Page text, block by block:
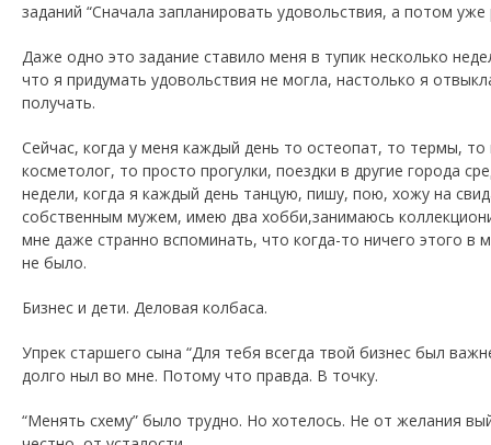
заданий “Сначала запланировать удовольствия, а потом уже
Даже одно это задание ставило меня в тупик несколько
что я придумать удовольствия не могла, настолько я
получать.
Сейчас, когда у меня каждый день то остеопат, то термы, то
косметолог, то просто прогулки, поездки в другие города
недели, когда я каждый день танцую, пишу, пою, хожу на
собственным мужем, имею два хобби,занимаюсь
мне даже странно вспоминать, что когда-то ничего этого в
не было.
Бизнес и дети. Деловая колбаса.
Упрек старшего сына “Для тебя всегда твой бизнес был
долго ныл во мне. Потому что правда. В точку.
“Менять схему” было трудно. Но хотелось. Не от желания